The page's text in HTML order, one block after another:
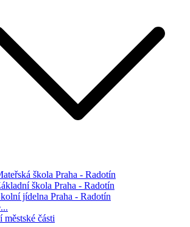
škola Praha - Radotín
škola Praha - Radotín
jídelna Praha - Radotín
městské části